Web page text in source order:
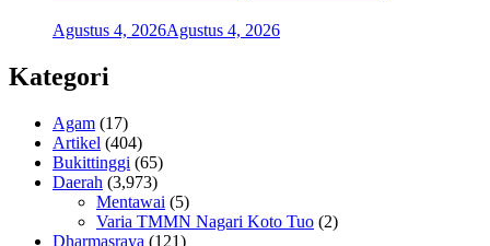
Agustus 4, 2026Agustus 4, 2026
Kategori
Agam (17)
Artikel (404)
Bukittinggi (65)
Daerah (3,973)
Mentawai (5)
Varia TMMN Nagari Koto Tuo (2)
Dharmasraya (121)